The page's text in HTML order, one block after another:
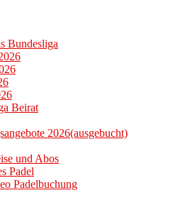
Bundesliga
Beirat
2026(ausgebucht)
und Abos
Padel
Padelbuchung